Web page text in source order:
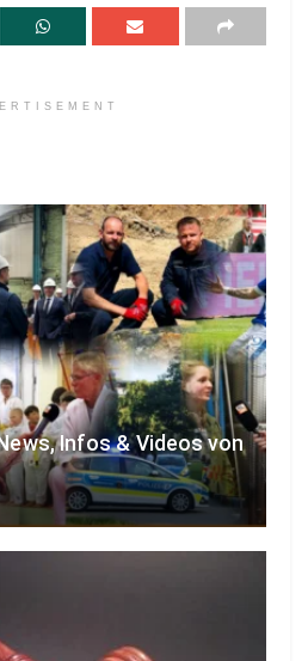
Infos & Videos von